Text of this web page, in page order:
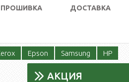
ПРОШИВКА ДОСТАВКА
Epson Samsung HP
АКЦИЯ